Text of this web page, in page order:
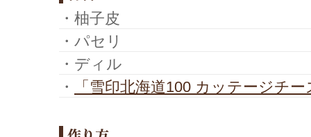
・柚子皮
・パセリ
・ディル
・
「雪印北海道100 カッテージチー